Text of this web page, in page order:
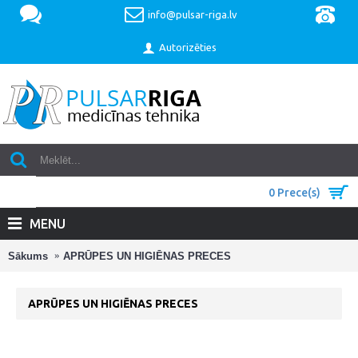
info@pulsar-riga.lv
Autorizēties
0 Prece(s)
MENU
Sākums APRŪPES UN HIGIĒNAS PRECES
APRŪPES UN HIGIĒNAS PRECES